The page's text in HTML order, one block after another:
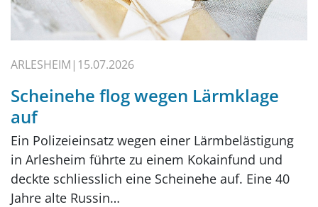
ARLESHEIM 15.07.2026
Scheinehe flog wegen Lärmklage
auf
Ein Polizeieinsatz wegen einer Lärmbelästigung
in Arlesheim führte zu einem Kokainfund und
deckte schliesslich eine Scheinehe auf. Eine 40
Jahre alte Russin…